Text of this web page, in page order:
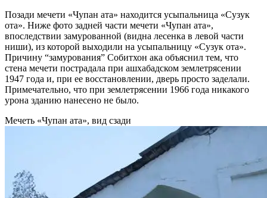
Позади мечети «Чупан ата» находится усыпальница «Сузук
ота». Ниже фото задней части мечети «Чупан ата»,
впоследствии замурованной (видна лесенка в левой части
ниши), из которой выходили на усыпальницу «Сузук ота».
Причину “замурования” Собитхон ака объяснил тем, что
стена мечети пострадала при ашхабадском землетрясении
1947 года и, при ее восстановлении, дверь просто заделали.
Примечательно, что при землетрясении 1966 года никакого
урона зданию нанесено не было.
Мечеть «Чупан ата», вид сзади